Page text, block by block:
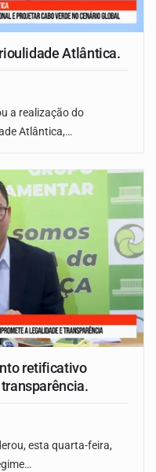
Atlântica.
a realização do
Atlântica,…
retificativo
esta quarta-feira,